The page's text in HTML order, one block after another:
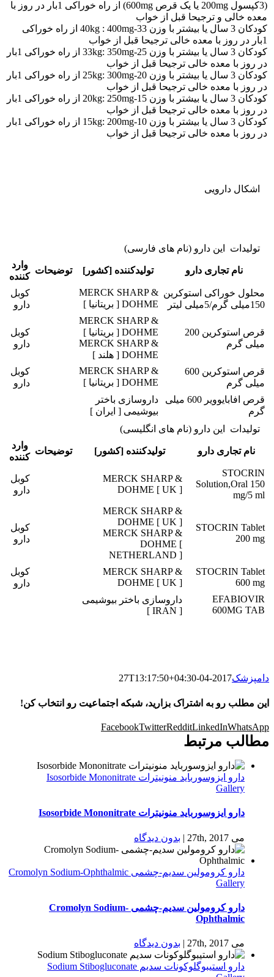
(3کپسول 200mg یا یک قرص 600mg) از راه خوراکی 1بار در روز با
معده خالی و ترجیحا قبل از خواب
کودکان 3 سال یا بیشتر با وزن 33-40kg : 400mg از راه خوراکی
1بار در روز با معده خالی ترجیحا قبل از خواب
کودکان 3 سال یا بیشتر با وزن 25-33kg: 350mg از راه خوراکی 1بار
در روز با معده خالی ترجیحا قبل از خواب
کودکان 3 سال یا بیشتر با وزن 20-25kg: 300mg از راه خوراکی 1بار
در روز با معده خالی ترجیحا قبل از خواب
کودکان 3 سال یا بیشتر با وزن 15-20kg: 250mg از راه خوراکی 1بار
در روز با معده خالی ترجیحا قبل از خواب
کودکان 3 سال یا بیشتر با وزن 10-15kg: 200mg از راه خوراکی 1بار
در روز با معده خالی ترجیحا قبل از خواب
اشکال دارویی
تولیدات این دارو (نام های فارسی)
نام تجاری دارو تولیدکننده [کشور] توضیحات
وارد
کننده
محلول خوراکی استوکرین
150میلی گرم/5میلی لیتر
MERCK SHARP &
DOHME [ بریتانیا ]
کوبل
دارو
قرص استوکرین 200
میلی گرم
MERCK SHARP &
DOHME [ بریتانیا ]
MERCK SHARP &
DOHME [ هلند ]
کوبل
دارو
قرص استوکرین 600
میلی گرم
MERCK SHARP &
DOHME [ بریتانیا ]
کوبل
دارو
قرص افابایوویر 600 میلی
گرم
داروسازی باختر
بیوشیمی [ ایران ]
تولیدات این دارو (نام های انگلیسی)
نام تجاری دارو تولیدکننده [کشور] توضیحات
وارد
کننده
STOCRIN
Solution,Oral 150
mg/5 ml
MERCK SHARP &
DOHME [ UK ]
کوبل
دارو
STOCRIN Tablet
200 mg
MERCK SHARP &
DOHME [ UK ]
MERCK SHARP &
DOHME [
NETHERLAND ]
کوبل
دارو
STOCRIN Tablet
600 mg
MERCK SHARP &
DOHME [ UK ]
کوبل
دارو
EFABIOVIR
600MG TAB
داروسازی باختر بیوشیمی
[ IRAN ]
دامپزشک2017-04-27T13:17:50+04:30
این مطلب رو به اشتراک بزارید، شبکه اجتماعیت رو انتخاب کن!
FacebookTwitterRedditLinkedInWhatsApp
مطالب مرتبط
دارو ایزوسورباید منونیترات Isosorbide Mononitrate
Gallery
دارو ایزوسورباید منونیترات Isosorbide Mononitrate
می 27th, 2017 | بدون ديدگاه
دارو كرومولين سدیم-چشمی Cromolyn Sodium-Ophthalmic
Gallery
دارو كرومولين سدیم-چشمی Cromolyn Sodium-
Ophthalmic
می 27th, 2017 | بدون ديدگاه
دارو استیبوگلوکونات سدیم Sodium Stibogluconate